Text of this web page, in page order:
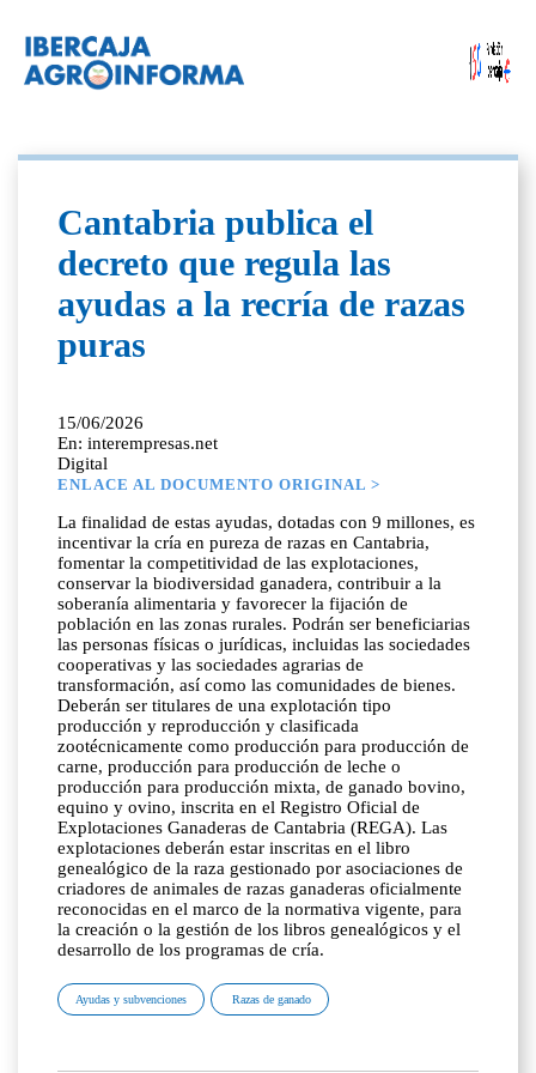
Cantabria publica el
decreto que regula las
ayudas a la recría de razas
puras
15/06/2026
En: interempresas.net
Digital
ENLACE AL DOCUMENTO ORIGINAL >
La finalidad de estas ayudas, dotadas con 9 millones, es
incentivar la cría en pureza de razas en Cantabria,
fomentar la competitividad de las explotaciones,
conservar la biodiversidad ganadera, contribuir a la
soberanía alimentaria y favorecer la fijación de
población en las zonas rurales. Podrán ser beneficiarias
las personas físicas o jurídicas, incluidas las sociedades
cooperativas y las sociedades agrarias de
transformación, así como las comunidades de bienes.
Deberán ser titulares de una explotación tipo
producción y reproducción y clasificada
zootécnicamente como producción para producción de
carne, producción para producción de leche o
producción para producción mixta, de ganado bovino,
equino y ovino, inscrita en el Registro Oficial de
Explotaciones Ganaderas de Cantabria (REGA). Las
explotaciones deberán estar inscritas en el libro
genealógico de la raza gestionado por asociaciones de
criadores de animales de razas ganaderas oficialmente
reconocidas en el marco de la normativa vigente, para
la creación o la gestión de los libros genealógicos y el
desarrollo de los programas de cría.
Ayudas y subvenciones Razas de ganado